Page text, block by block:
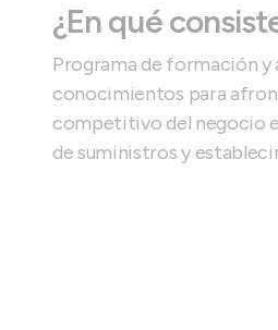
¿En qué
Programa de formación
conocimientos para
competitivo del negocio
de suministros y